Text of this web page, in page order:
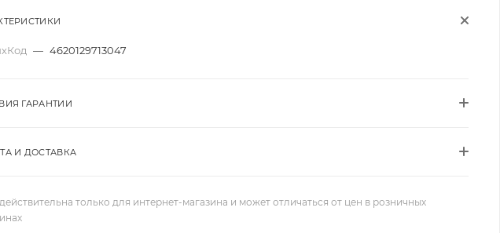
— 4620129713047
ГАРАНТИИ
И ДОСТАВКА
только для интернет-магазина и может отличаться от цен в розничных